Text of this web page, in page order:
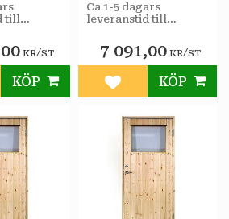
till
KR/ST
i favoriter
KÖP
STAR
VARMFÖRRÅD 2-
Ca 1-5 dagars
leveranstid till
7 091,00KR/ST
Lägg till i favoriter
KÖP